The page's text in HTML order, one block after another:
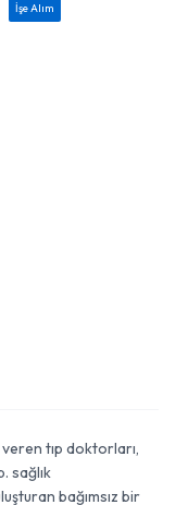
İşe Alım
tıp doktorları,
sağlık
bağımsız bir